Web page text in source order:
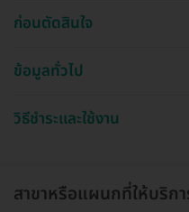
ก่อนตัดสินใจ
ข้อมูลทั่วไป
วิธีชำระและใช้งาน
สาขาหรือแผนกที่ให้บริก